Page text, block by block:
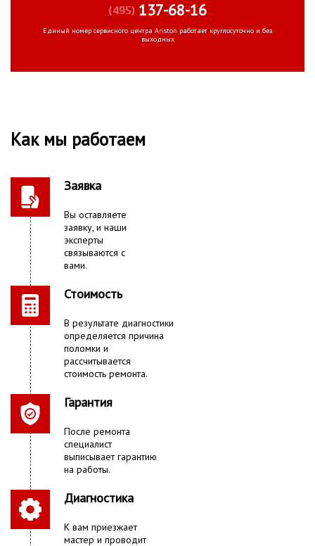
(495) 137-68-16
Единый номер сервисного центра Ariston работает круглосуточно и без
выходных
Как мы работаем
Заявка
Вы оставляете
заявку, и наши
эксперты
связываются с
вами.
Стоимость
В результате диагностики
определяется причина
поломки и
рассчитывается
стоимость ремонта.
Гарантия
После ремонта
специалист
выписывает гарантию
на работы.
Диагностика
К вам приезжает
мастер и проводит